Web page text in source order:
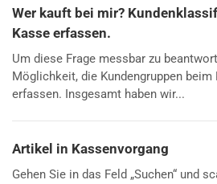
Wer kauft bei mir?
Kasse erfassen.
Um diese Frage messbar zu
Möglichkeit, die Kundengruppen beim
erfassen. Insgesamt haben wir...
Artikel in Kassenvorgang
Gehen Sie in das Feld „Suchen“ und